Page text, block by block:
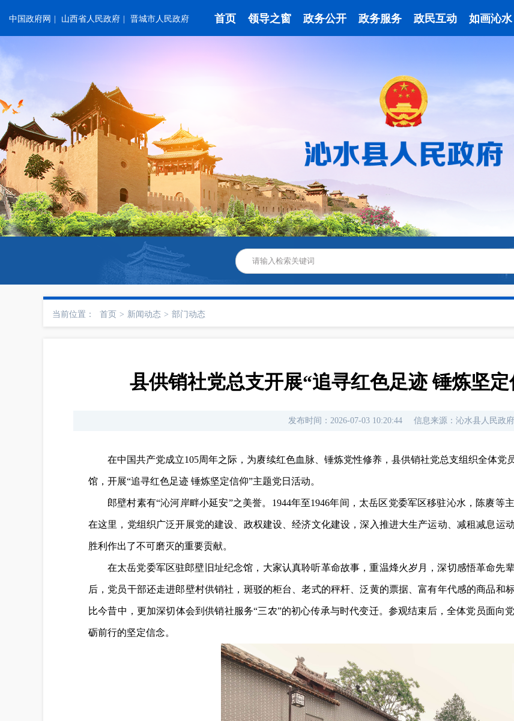
中国政府网 山西省人民政府 晋城市人民政府 首页 领导之窗 政务公开 政务服务 政民互动 如画沁水
当前位置： 首页 > 新闻动态 > 部门动态
县供销社党总支开展“追寻红色足迹 锤炼坚
发布时间： 2026-07-03 10:20:44 信息来源： 沁水县人民政府
在中国共产党成立105周年之际，为赓续红色血脉、锤炼党性修养，县供销社党总支组织全体党
馆，开展“追寻红色足迹 锤炼坚定信仰”主题党日活动。
郎壁村素有“沁河岸畔小延安”之美誉。1944年至1946年间，太岳区党委军区移驻沁水，陈赓等
在这里，党组织广泛开展党的建设、政权建设、经济文化建设，深入推进大生产运动、减租减息运
胜利作出了不可磨灭的重要贡献。
在太岳党委军区驻郎壁旧址纪念馆，大家认真聆听革命故事，重温烽火岁月，深切感悟革命先
后，党员干部还走进郎壁村供销社，斑驳的柜台、老式的秤杆、泛黄的票据、富有年代感的商品和
比今昔中，更加深切体会到供销社服务“三农”的初心传承与时代变迁。参观结束后，全体党员面向
砺前行的坚定信念。